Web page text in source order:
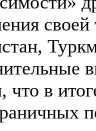
своей
что в